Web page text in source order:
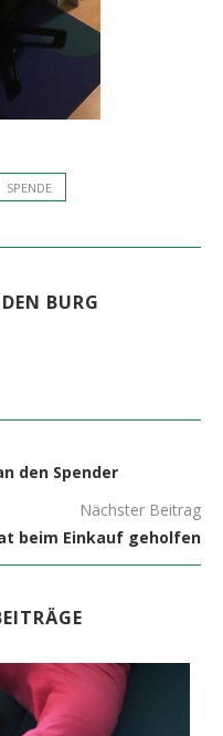
SPENDE
BURG
den Spender
Nächster Beitrag
beim Einkauf geholfen